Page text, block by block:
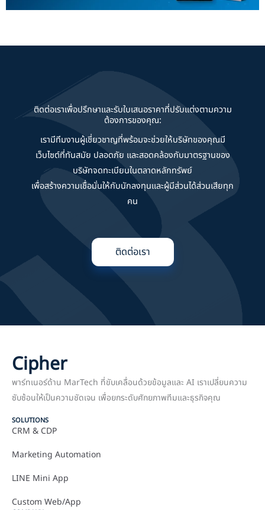
ติดต่อเราเพื่อปรึกษาและรับใบเสนอราคาที่ปรับแต่งตามความ
ต้องการของคุณ:
เรามีทีมงานผู้เชี่ยวชาญที่พร้อมจะช่วยให้บริษัทของคุณมี
เว็บไซต์ที่ทันสมัย ปลอดภัย และสอดคล้องกับมาตรฐานของ
บริษัทจดทะเบียนในตลาดหลักทรัพย์
เพื่อสร้างความเชื่อมั่นให้กับนักลงทุนและผู้มีส่วนได้ส่วนเสียทุก
คน
ติดต่อเรา
Cipher
พาร์ทเนอร์ด้าน MarTech ที่ขับเคลื่อนด้วยข้อมูลและ AI เราเปลี่ยนความ
ซับซ้อนให้เป็นความชัดเจน เพื่อยกระดับศักยภาพทีมและธุรกิจคุณ
SOLUTIONS
CRM & CDP
Marketing Automation
LINE Mini App
Custom Web/App